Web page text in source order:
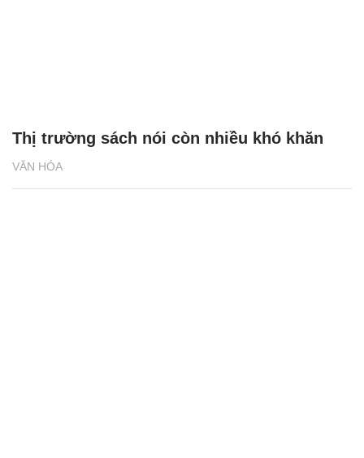
VĂN HÓA
Thị trường sách nói còn nhiều khó khăn